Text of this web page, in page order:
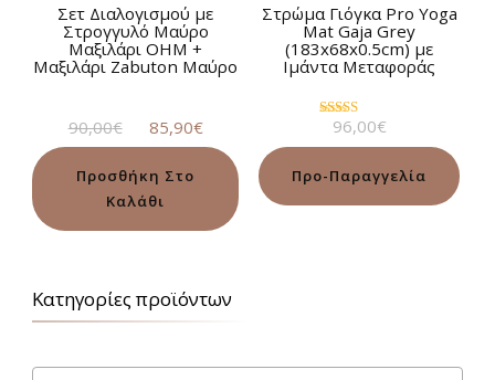
Σετ Διαλογισμού με
Στρογγυλό Μαύρο
Μαξιλάρι OHM +
Μαξιλάρι Zabuton Μαύρο
90,00€
Original
price
was:
90,00€.
85,90€
τρέχουσα
τιμή
είναι:
85,90€.
Προσθήκη Στο
Καλάθι
Στρώμα Γιόγκα Pro Yoga
Mat Gaja Grey
(183x68x0.5cm) με
Ιμάντα Μεταφοράς
Βαθμολογήθηκε
από 5
96,00€
Προ-Παραγγελία
Κατηγορίες προϊόντων